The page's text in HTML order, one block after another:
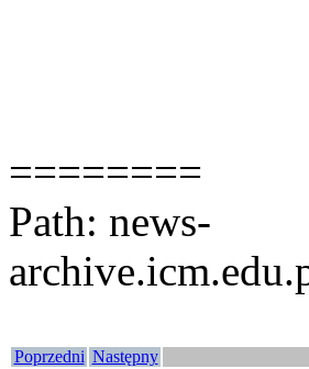
========
Path: news-
Poprzedni Następny